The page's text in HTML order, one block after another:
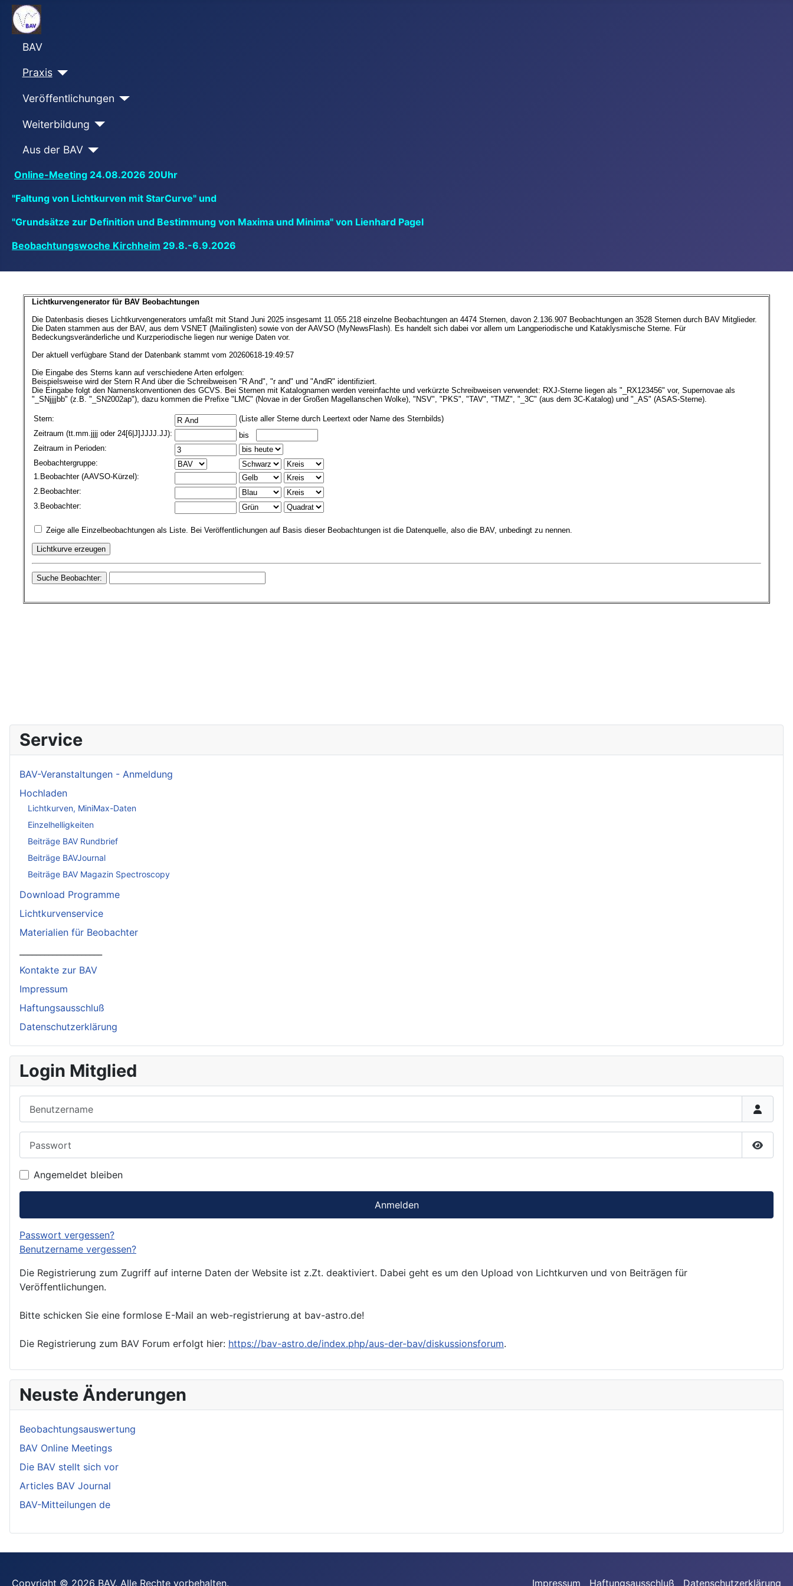
BAV
Praxis
Veröffentlichungen
Weiterbildung
Aus der BAV
Online-Meeting 24.08.2026 20Uhr
"Faltung von Lichtkurven mit StarCurve" und
"Grundsätze zur Definition und Bestimmung von Maxima und Minima" von Lienhard Pagel
Beobachtungswoche Kirchheim 29.8.-6.9.2026
Service
BAV-Veranstaltungen - Anmeldung
Hochladen
Lichtkurven, MiniMax-Daten
Einzelhelligkeiten
Beiträge BAV Rundbrief
Beiträge BAVJournal
Beiträge BAV Magazin Spectroscopy
Download Programme
Lichtkurvenservice
Materialien für Beobachter
Kontakte zur BAV
Impressum
Haftungsausschluß
Datenschutzerklärung
Login Mitglied
Angemeldet bleiben
Anmelden
Passwort vergessen?
Benutzername vergessen?
Die Registrierung zum Zugriff auf interne Daten der Website ist z.Zt. deaktiviert. Dabei geht es um den Upload von Lichtkurven und von Beiträgen für
Veröffentlichungen.
Bitte schicken Sie eine formlose E-Mail an web-registrierung at bav-astro.de!
Die Registrierung zum BAV Forum erfolgt hier: https://bav-astro.de/index.php/aus-der-bav/diskussionsforum.
Neuste Änderungen
Beobachtungsauswertung
BAV Online Meetings
Die BAV stellt sich vor
Articles BAV Journal
BAV-Mitteilungen de
Copyright © 2026 BAV. Alle Rechte vorbehalten. Impressum Haftungsausschluß Datenschutzerklärung